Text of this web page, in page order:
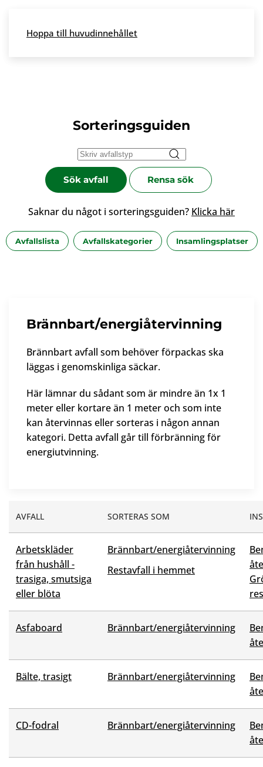
Skip to main content
Hoppa till huvudinnehållet
Sorteringsguiden
Sök avfall Rensa sök
Saknar du något i sorteringsguiden? Klicka här
Avfallslista Avfallskategorier Insamlingsplatser
Brännbart/energiåtervinning
Brännbart avfall som behöver förpackas ska
läggas i genomskinliga säckar.
Här lämnar du sådant som är mindre än 1x 1
meter eller kortare än 1 meter och som inte
kan återvinnas eller sorteras i någon annan
kategori. Detta avfall går till förbränning för
energiutvinning.
AVFALL SORTERAS SOM
Arbetskläder
från hushåll -
trasiga, smutsiga
eller blöta
Brännbart/energiåtervinning
Restavfall i hemmet
Asfaboard Brännbart/energiåtervinning
Bälte, trasigt Brännbart/energiåtervinning
CD-fodral Brännbart/energiåtervinning